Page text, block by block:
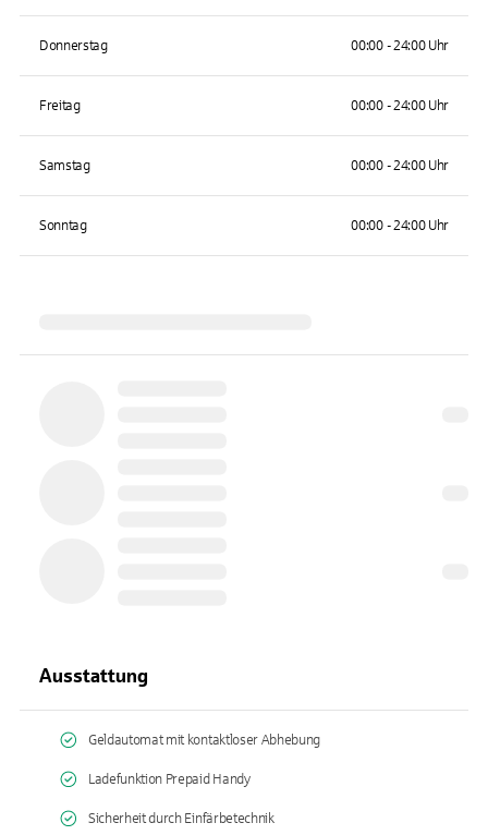
Donnerstag 00:00 - 24:00 Uhr
Freitag 00:00 - 24:00 Uhr
Samstag 00:00 - 24:00 Uhr
Sonntag 00:00 - 24:00 Uhr
Ausstattung
Geldautomat mit kontaktloser Abhebung
Ladefunktion Prepaid Handy
Sicherheit durch Einfärbetechnik